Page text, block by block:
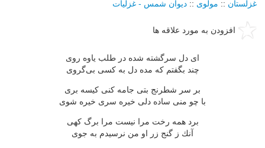
غزلستان :: مولوی :: دیوان شمس - غزلیات
افزودن به مورد علاقه ها
ای دل سرگشته شده در طلب یاوه روی
چند بگفتم كه مده دل به كسی بی‌گروی
بر سر شطرنج بتی جامه كنی كیسه بری
با چو منی ساده دلی خیره سری خیره شوی
برد همه رخت مرا نیست مرا برگ كهی
آنك ز گنج زر او من نرسیدم به جوی